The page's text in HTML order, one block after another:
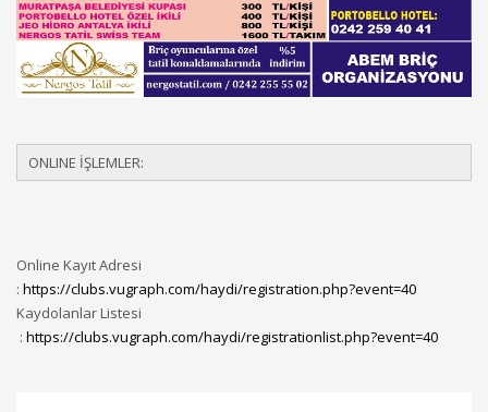
ONLINE İŞLEMLER:
Online Kayıt Adresi
: https://clubs.vugraph.com/haydi/registration.php?event=40
Kaydolanlar Listesi
: https://clubs.vugraph.com/haydi/registrationlist.php?event=40